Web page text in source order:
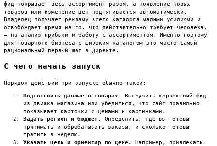
фид покрывает весь ассортимент разом, а появление новых
товаров или изменение цен подтягивается автоматически.
Владелец получает рекламу всего каталога малыми усилиями и
освобождает время на то, что действительно требует человека,
— на анализ прибыли и работу с ассортиментом. Именно поэтому
для товарного бизнеса с широким каталогом это часто самый
рациональный первый шаг в Директе.
С чего начать запуск
Порядок действий при запуске обычно такой:
Подготовить данные о товарах.
Выгрузить корректный фид
из движка магазина или убедиться, что сайт правильно
показывает карточки с ценами и картинками.
Задать регион и бюджет.
Определить, где вы готовы
принимать и обрабатывать заказы, и сколько готовы
тратить в неделю.
Указать цель и ориентир по цене.
Например, привлекать